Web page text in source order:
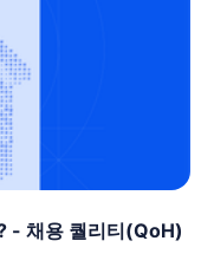
- 채용 퀄리티(QoH)